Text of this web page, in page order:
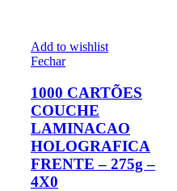
Add to wishlist
Fechar
1000 CARTÕES
COUCHE
LAMINACAO
HOLOGRAFICA
FRENTE – 275g –
4X0